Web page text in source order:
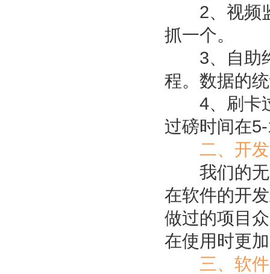
2、视频监
抓一个。
3、自助终
程。数据的
4、刷卡过
过磅时间在
二、开
我们的无
在软件的开
做过的项目
在使用时更
三、软